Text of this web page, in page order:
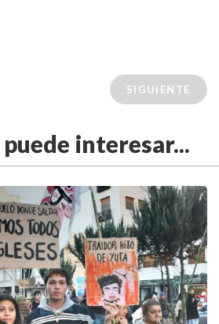
SIGUIENTE
interesar...